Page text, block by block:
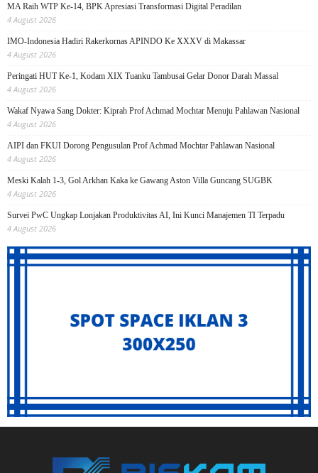
MA Raih WTP Ke-14, BPK Apresiasi Transformasi Digital Peradilan
4 August 2026
IMO-Indonesia Hadiri Rakerkornas APINDO Ke XXXV di Makassar
4 August 2026
Peringati HUT Ke-1, Kodam XIX Tuanku Tambusai Gelar Donor Darah Massal
4 August 2026
Wakaf Nyawa Sang Dokter: Kiprah Prof Achmad Mochtar Menuju Pahlawan Nasional
4 August 2026
AIPI dan FKUI Dorong Pengusulan Prof Achmad Mochtar Pahlawan Nasional
4 August 2026
Meski Kalah 1-3, Gol Arkhan Kaka ke Gawang Aston Villa Guncang SUGBK
4 August 2026
Survei PwC Ungkap Lonjakan Produktivitas AI, Ini Kunci Manajemen TI Terpadu
4 August 2026